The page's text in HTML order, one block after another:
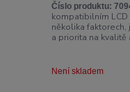
Číslo produktu:
kompatibilním
několika
a priorita na kvalitě
Není skladem